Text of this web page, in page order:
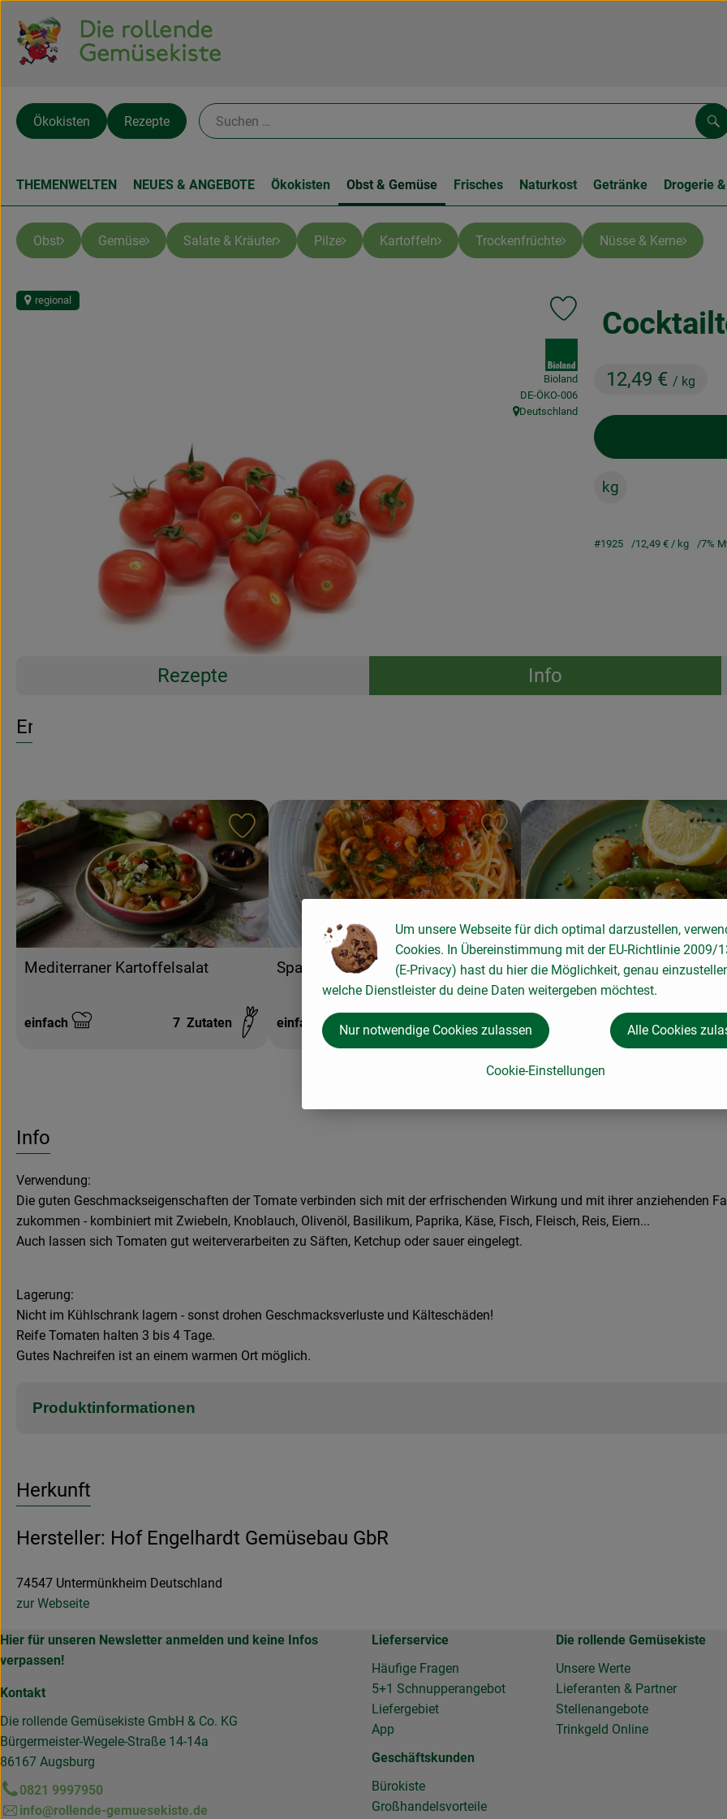
Ökokisten Rezepte
THEMENWELTEN NEUES & ANGEBOTE Ökokisten Obst & Gemüse Frisches Naturkost Getränke Drogerie
Obst Gemüse Salate & Kräuter Pilze Kartoffeln Trockenfrüchte Nüsse & Kerne
12,49 € / kg
regional
Produkt zu Favouriten hinzufügen
Bioland
, Kontrollstelle:
DE-ÖKO-006
, Herkunft:
Deutschland
kg
#1925 12,49 € / kg 7%
Rezepte Info
Entdecke passende Rezepte
Mediterraner Kartoffelsalat
Schwierigkeit:
einfach 7 Zutaten
Rezept zu Favouriten hinzufügen
Spaghetti mediterran mit Tomaten
Schwierigkeit:
einfach Zutaten
Rezept zu Favouriten hinzufügen
Bohnen-Pilz-Pfanne mit
Zitronencreme
Schwierigkeit:
einfach 7
Info
Verwendung:
Die guten Geschmackseigenschaften der Tomate verbinden sich mit der erfrischenden Wirkung und mit ihrer anziehenden
zukommen - kombiniert mit Zwiebeln, Knoblauch, Olivenöl, Basilikum, Paprika, Käse, Fisch, Fleisch, Reis, Eiern...
Auch lassen sich Tomaten gut weiterverarbeiten zu Säften, Ketchup oder sauer eingelegt.
Lagerung:
Nicht im Kühlschrank lagern - sonst drohen Geschmacksverluste und Kälteschäden!
Reife Tomaten halten 3 bis 4 Tage.
Gutes Nachreifen ist an einem warmen Ort möglich.
Produktinformationen
Herkunft
Hersteller: Hof Engelhardt Gemüsebau GbR
74547 Untermünkheim Deutschland
zur Webseite
Hier für unseren Newsletter anmelden und keine Infos
verpassen!
Kontakt
Die rollende Gemüsekiste GmbH & Co. KG
Bürgermeister-Wegele-Straße 14-14a
86167 Augsburg
0821 9997950
info@rollende-gemuesekiste.de
Lieferservice
Häufige Fragen
5+1 Schnupperangebot
Liefergebiet
App
Geschäftskunden
Bürokiste
Großhandelsvorteile
Die rollende Gemüsekiste
Unsere Werte
Lieferanten & Partner
Stellenangebote
Trinkgeld Online
Um unsere Webseite für dich optimal darzustellen,
Cookies. In Übereinstimmung mit der EU-Richtlinie 2009/
(E-Privacy) hast du hier die Möglichkeit, genau
welche Dienstleister du deine Daten weitergeben möchtest.
Cookie-Einstellungen
Nur notwendige Cookies zulassen Alle Cookies